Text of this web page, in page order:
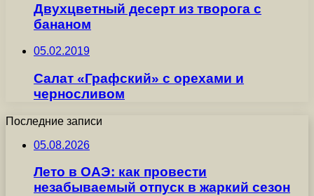
Двухцветный десерт из творога с
бананом
05.02.2019
Салат «Графский» с орехами и
черносливом
Последние записи
05.08.2026
Лето в ОАЭ: как провести
незабываемый отпуск в жаркий сезон